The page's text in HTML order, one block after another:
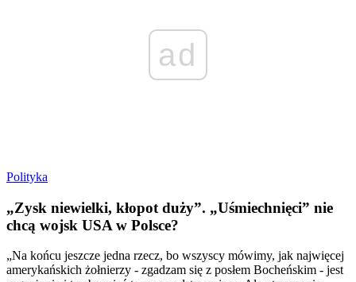
ad
Polityka
„Zysk niewielki, kłopot duży”. „Uśmiechnięci” nie
chcą wojsk USA w Polsce?
„Na końcu jeszcze jedna rzecz, bo wszyscy mówimy, jak najwięcej
amerykańskich żołnierzy - zgadzam się z posłem Bocheńskim - jest